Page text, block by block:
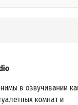
в озвучивании
комнат и